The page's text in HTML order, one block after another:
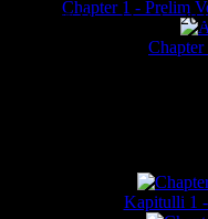
Chapter 1 - Prelim
Kapitulli 1
website © Daniel Lieske